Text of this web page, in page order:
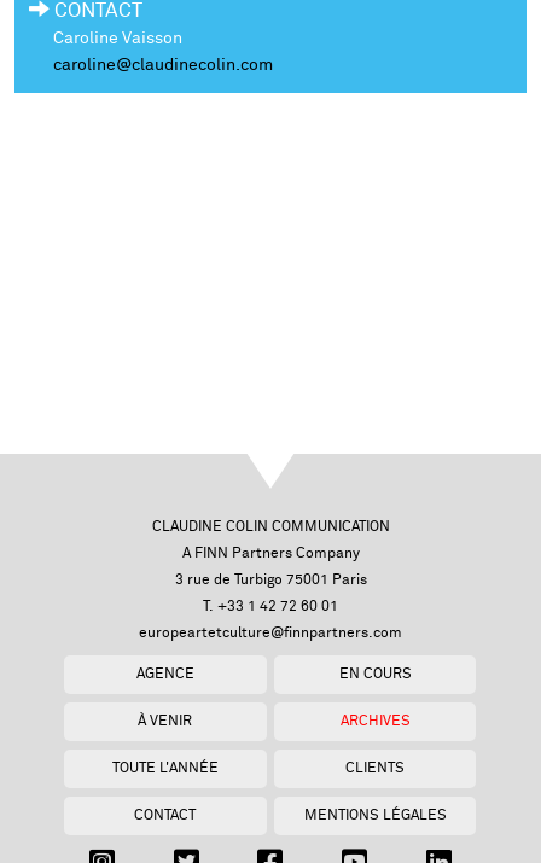
CONTACT
Caroline Vaisson
caroline@claudinecolin.com
CLAUDINE COLIN COMMUNICATION
A FINN Partners Company
3 rue de Turbigo 75001 Paris
T. +33 1 42 72 60 01
europeartetculture@finnpartners.com
AGENCE EN COURS
À VENIR ARCHIVES
TOUTE L'ANNÉE CLIENTS
CONTACT MENTIONS LÉGALES